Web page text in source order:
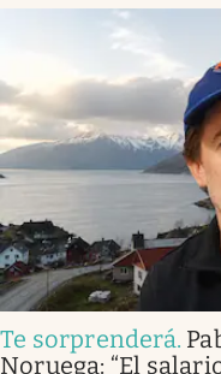
Te sorprenderá.
Noruega: “El